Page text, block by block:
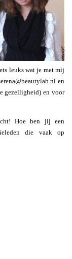
leuks wat je met mij
en
gezelligheid) en voor
Hoe ben jij een
die vaak op